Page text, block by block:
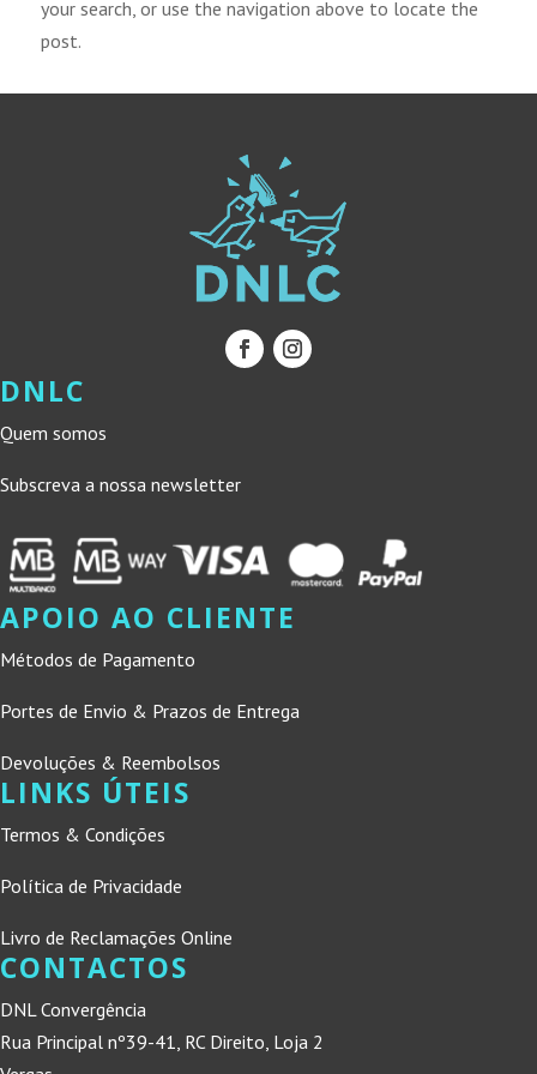
your search, or use the navigation above to locate the
post.
DNLC
Quem somos
Subscreva a nossa newsletter
APOIO AO CLIENTE
Métodos de Pagamento
Portes de Envio & Prazos de Entrega
Devoluções & Reembolsos
LINKS ÚTEIS
Termos & Condições
Política de Privacidade
Livro de Reclamações Online
CONTACTOS
DNL Convergência
Rua Principal nº39-41, RC Direito, Loja 2